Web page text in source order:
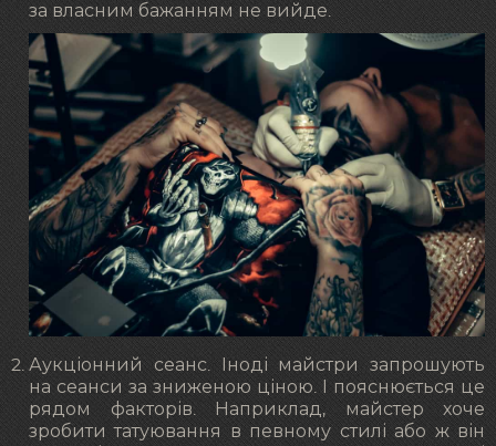
за власним бажанням не вийде.
Аукціонний сеанс. Іноді майстри запрошують
на сеанси за зниженою ціною. І пояснюється це
рядом факторів. Наприклад, майстер хоче
зробити татуювання в певному стилі або ж він